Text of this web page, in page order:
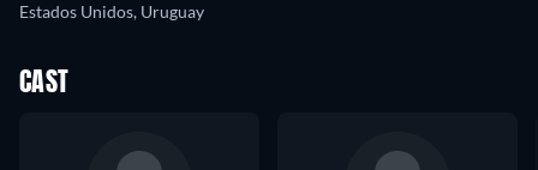
Estados Unidos, Uruguay
CAST